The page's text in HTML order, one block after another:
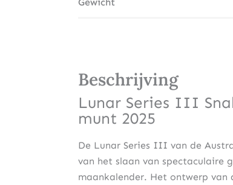
Beschrijving
Lunar Series III
munt 2025
De Lunar Series III van de
van het slaan van spectaculaire
maankalender. Het ontwerp